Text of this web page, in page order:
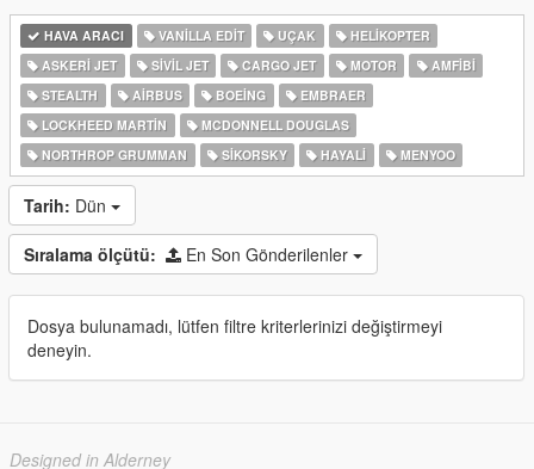
HAVA ARACI VANILLA EDIT UÇAK
HELIKOPTER
ASKERI JET
SIVIL JET CARGO JET MOTOR
AMFIBI
STEALTH
AIRBUS BOEING
EMBRAER
LOCKHEED MARTIN
MCDONNELL DOUGLAS
NORTHROP GRUMMAN
SIKORSKY HAYALI MENYOO
Tarih: Dün
Sıralama ölçütü: En Son Gönderilenler
Dosya bulunamadı, lütfen filtre kriterlerinizi değiştirmeyi
deneyin.
Designed in Alderney